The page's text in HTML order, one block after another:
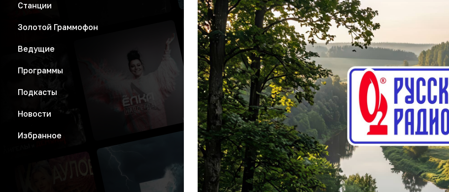
Станции
Золотой Граммофон
Ведущие
Программы
Подкасты
Новости
Избранное